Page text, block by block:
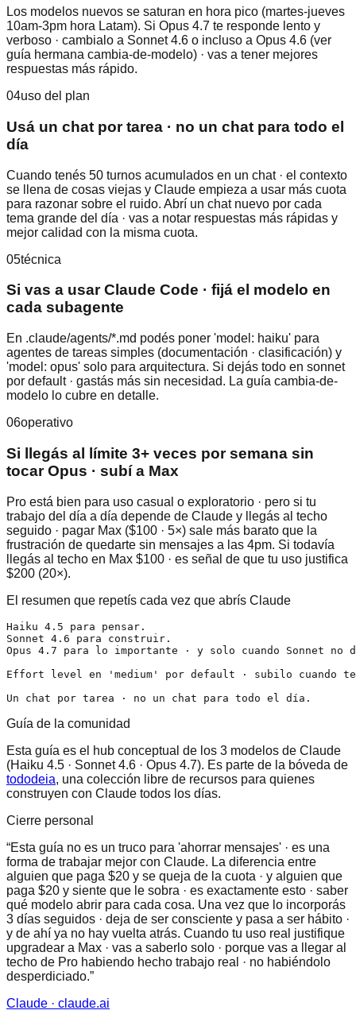
Los modelos nuevos se saturan en hora pico (martes-jueves
10am-3pm hora Latam). Si Opus 4.7 te responde lento y
verboso · cambialo a Sonnet 4.6 o incluso a Opus 4.6 (ver
guía hermana cambia-de-modelo) · vas a tener mejores
respuestas más rápido.
04uso del plan
Usá un chat por tarea · no un chat para todo el
día
Cuando tenés 50 turnos acumulados en un chat · el contexto
se llena de cosas viejas y Claude empieza a usar más cuota
para razonar sobre el ruido. Abrí un chat nuevo por cada
tema grande del día · vas a notar respuestas más rápidas y
mejor calidad con la misma cuota.
05técnica
Si vas a usar Claude Code · fijá el modelo en
cada subagente
En .claude/agents/*.md podés poner 'model: haiku' para
agentes de tareas simples (documentación · clasificación) y
'model: opus' solo para arquitectura. Si dejás todo en sonnet
por default · gastás más sin necesidad. La guía cambia-de-
modelo lo cubre en detalle.
06operativo
Si llegás al límite 3+ veces por semana sin
tocar Opus · subí a Max
Pro está bien para uso casual o exploratorio · pero si tu
trabajo del día a día depende de Claude y llegás al techo
seguido · pagar Max ($100 · 5×) sale más barato que la
frustración de quedarte sin mensajes a las 4pm. Si todavía
llegás al techo en Max $100 · es señal de que tu uso justifica
$200 (20×).
El resumen que repetís cada vez que abrís Claude
Haiku 4.5 para pensar.
Sonnet 4.6 para construir.
Opus 4.7 para lo importante · y solo cuando Sonnet no
Effort level en 'medium' por default · subilo cuando
Un chat por tarea · no un chat para todo el día.
Guía de la comunidad
Esta guía es el hub conceptual de los 3 modelos de Claude
(Haiku 4.5 · Sonnet 4.6 · Opus 4.7). Es parte de la bóveda de
tododeia, una colección libre de recursos para quienes
construyen con Claude todos los días.
Cierre personal
“Esta guía no es un truco para 'ahorrar mensajes' · es una
forma de trabajar mejor con Claude. La diferencia entre
alguien que paga $20 y se queja de la cuota · y alguien que
paga $20 y siente que le sobra · es exactamente esto · saber
qué modelo abrir para cada cosa. Una vez que lo incorporás
3 días seguidos · deja de ser consciente y pasa a ser hábito ·
y de ahí ya no hay vuelta atrás. Cuando tu uso real justifique
upgradear a Max · vas a saberlo solo · porque vas a llegar al
techo de Pro habiendo hecho trabajo real · no habiéndolo
desperdiciado.”
Claude · claude.ai